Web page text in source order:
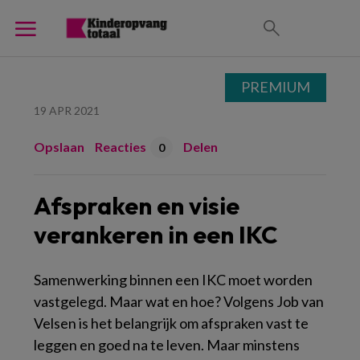
19 APR 2021
Opslaan Reacties 0 Delen
Afspraken en visie
verankeren in een IKC
Samenwerking binnen een IKC moet worden
vastgelegd. Maar wat en hoe? Volgens Job van
Velsen is het belangrijk om afspraken vast te
leggen en goed na te leven. Maar minstens
PREMIUM